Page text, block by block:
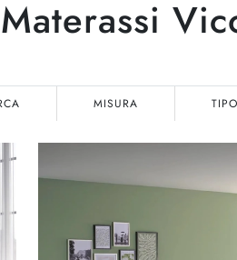
Materassi
MISURA